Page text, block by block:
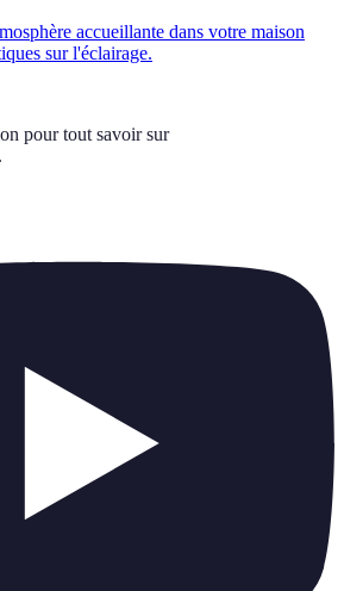
accueillante dans votre maison
sur l'éclairage.
pour tout savoir sur
.